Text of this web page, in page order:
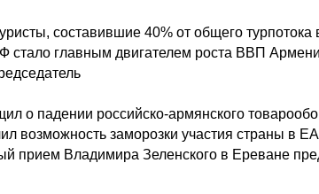
составившие 40% от общего
стало главным двигателем роста ВВП
о падении российско-армянского
возможность заморозки участия страны
прием Владимира Зеленского в Ереване